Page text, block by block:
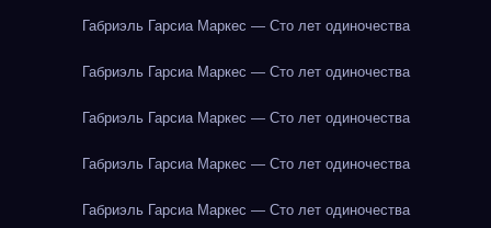
Габриэль Гарсиа Маркес — Сто лет одиночества
Габриэль Гарсиа Маркес — Сто лет одиночества
Габриэль Гарсиа Маркес — Сто лет одиночества
Габриэль Гарсиа Маркес — Сто лет одиночества
Габриэль Гарсиа Маркес — Сто лет одиночества